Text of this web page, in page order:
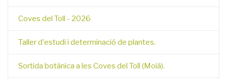
Coves del Toll - 2026
Taller d'estudi i determinació de plantes.
Sortida botànica a les Coves del Toll (Moià).